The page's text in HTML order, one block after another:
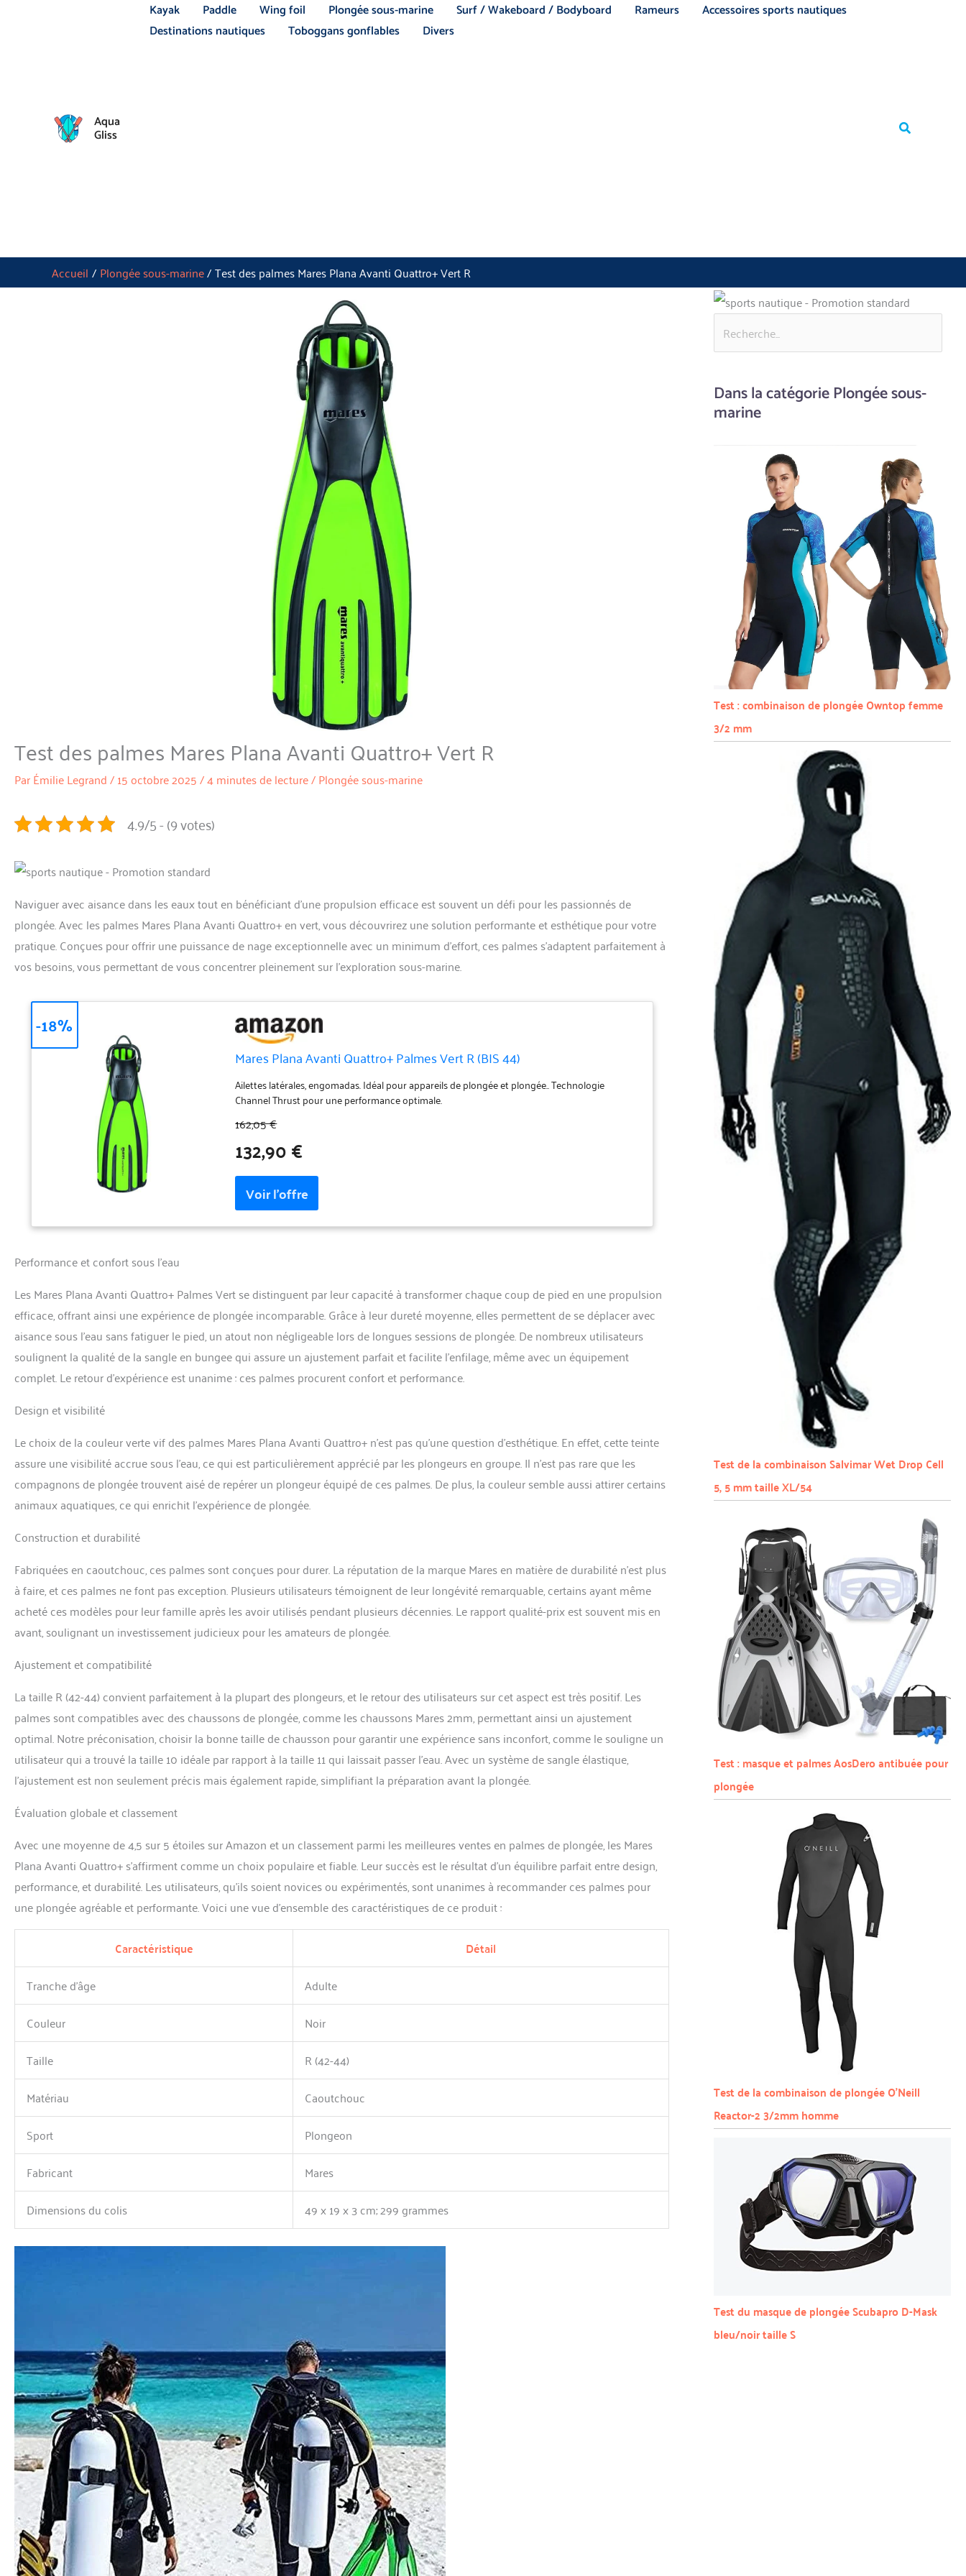
Aqua
Gliss
Kayak Paddle Wing foil Plongée sous-marine Surf / Wakeboard / Bodyboard Rameurs
Accessoires sports nautiques
Destinations nautiques
Toboggans gonflables Divers
Rechercher
Accueil Plongée sous-marine Test des palmes Mares Plana Avanti Quattro+ Vert R
Test des palmes Mares Plana Avanti Quattro+ Vert R
ParÉmilie Legrand/15 octobre 2025/4 minutes de lecture/Plongée sous-marine
4.9/5 - (9 votes)
Naviguer avec aisance dans les eaux tout en bénéficiant d’une propulsion efficace est souvent un défi pour les passionnés de
plongée. Avec les palmes Mares Plana Avanti Quattro+ en vert, vous découvrirez une solution performante et esthétique pour votre
pratique. Conçues pour offrir une puissance de nage exceptionnelle avec un minimum d’effort, ces palmes s’adaptent parfaitement à
vos besoins, vous permettant de vous concentrer pleinement sur l’exploration sous-marine.
Mares Plana Avanti Quattro+ Palmes Vert R (BIS 44)
Ailettes latérales, engomadas. Idéal pour appareils de plongée et plongée.. Technologie
Channel Thrust pour une performance optimale.
162,05 €
132,90 €
-18%
Performance et confort sous l’eau
Les Mares Plana Avanti Quattro+ Palmes Vert se distinguent par leur capacité à transformer chaque coup de pied en une propulsion
efficace, offrant ainsi une expérience de plongée incomparable. Grâce à leur dureté moyenne, elles permettent de se déplacer avec
aisance sous l’eau sans fatiguer le pied, un atout non négligeable lors de longues sessions de plongée. De nombreux utilisateurs
soulignent la qualité de la sangle en bungee qui assure un ajustement parfait et facilite l’enfilage, même avec un équipement
complet. Le retour d’expérience est unanime : ces palmes procurent confort et performance.
Design et visibilité
Le choix de la couleur verte vif des palmes Mares Plana Avanti Quattro+ n’est pas qu’une question d’esthétique. En effet, cette teinte
assure une visibilité accrue sous l’eau, ce qui est particulièrement apprécié par les plongeurs en groupe. Il n’est pas rare que les
compagnons de plongée trouvent aisé de repérer un plongeur équipé de ces palmes. De plus, la couleur semble aussi attirer certains
animaux aquatiques, ce qui enrichit l’expérience de plongée.
Construction et durabilité
Fabriquées en caoutchouc, ces palmes sont conçues pour durer. La réputation de la marque Mares en matière de durabilité n’est plus
à faire, et ces palmes ne font pas exception. Plusieurs utilisateurs témoignent de leur longévité remarquable, certains ayant même
acheté ces modèles pour leur famille après les avoir utilisés pendant plusieurs décennies. Le rapport qualité-prix est souvent mis en
avant, soulignant un investissement judicieux pour les amateurs de plongée.
Ajustement et compatibilité
La taille R (42-44) convient parfaitement à la plupart des plongeurs, et le retour des utilisateurs sur cet aspect est très positif. Les
palmes sont compatibles avec des chaussons de plongée, comme les chaussons Mares 2mm, permettant ainsi un ajustement
optimal. Notre préconisation, choisir la bonne taille de chausson pour garantir une expérience sans inconfort, comme le souligne un
utilisateur qui a trouvé la taille 10 idéale par rapport à la taille 11 qui laissait passer l’eau. Avec un système de sangle élastique,
l’ajustement est non seulement précis mais également rapide, simplifiant la préparation avant la plongée.
Évaluation globale et classement
Avec une moyenne de 4,5 sur 5 étoiles sur Amazon et un classement parmi les meilleures ventes en palmes de plongée, les Mares
Plana Avanti Quattro+ s’affirment comme un choix populaire et fiable. Leur succès est le résultat d’un équilibre parfait entre design,
performance, et durabilité. Les utilisateurs, qu’ils soient novices ou expérimentés, sont unanimes à recommander ces palmes pour
une plongée agréable et performante. Voici une vue d’ensemble des caractéristiques de ce produit :
Caractéristique Détail
Tranche d’âge
Adulte
Couleur
Noir
Taille
R (42-44)
Matériau
Caoutchouc
Sport
Plongeon
Fabricant
Mares
Dimensions du colis
49 x 19 x 3 cm; 299 grammes
Rechercher
Dans la catégorie Plongée sous-
marine
Test : combinaison de plongée Owntop femme
3/2 mm
Test de la combinaison Salvimar Wet Drop Cell
5, 5 mm taille XL/54
Test : masque et palmes AosDero antibuée pour
plongée
Test de la combinaison de plongée O’Neill
Reactor-2 3/2mm homme
Test du masque de plongée Scubapro D-Mask
bleu/noir taille S